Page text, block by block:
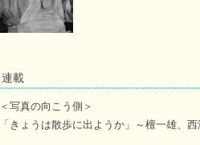
連載
＜写真の向こう側＞
「きょうは散歩に出ようか」～檀一雄、